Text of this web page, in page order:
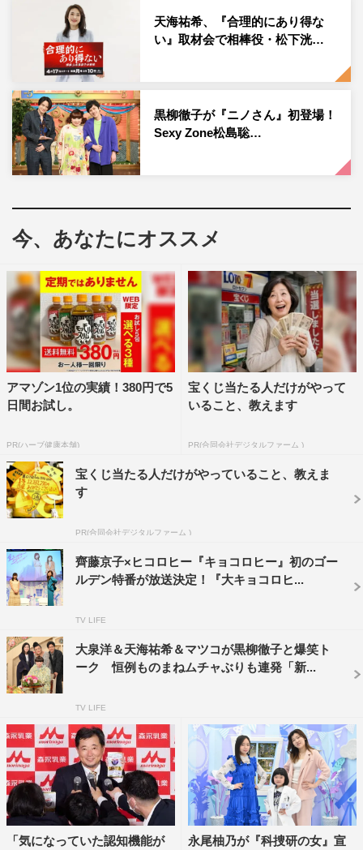
者全員の親に電話する」「差し入れが豪快すぎる」「警察
官とすれ違ったらいちいち敬礼しちゃう」などを確かめて
いくことに。「普段から文句ばかり言ってしまう」と反省
するヒコロヒーとはまさに“真逆”の、痛快エピソードが
次々と明らかになる。
また、齊藤とヒコロヒーがそれぞれドラマ現場での疑問や
悩みを相談。天海先輩が温かくもズバッと明快に答え、解
決に導いていく。
ーが常々「めっちゃ好き！」と話している黒柳徹子も登
イーツを用意するも、そのもてなしに徹子先輩から「…
私、長く芸能界にいますけど、こんなの初めてです」と言
われてしまうハプニングが。徹子先輩の“初体験”に注目
だ。
そんな徹子先輩を迎えたブロックでは、齊藤やヒコロヒー
と同じ年代の頃にどんな活躍をしていたのか、貴重な蔵出
る。
さらに「皇太子時代の現イギリス国王チャールズ3世と電
話で話してたってホント？」「動物と会話できるってホン
ト？」という伝説を直撃すると、仰天エピソードが続出。
徹子先輩が故・エリザベス女王に謁見したときの驚きのや
りとりや、ネコや馬と交わした会話とは。
また、「ものまねが得意ってホントですか？」と聞くと黒
柳が“板東英二に怒るラクダ”“ロシアの人形劇団”“名古屋の
自動車教習所の教官”など、マニアックすぎる衝撃ものま
ねを披露。そのものまねが生まれた面白い背景と最高レベ
ルの完成度に、天海はもちろん、MC2人も大爆笑。クセ強
めな“あっち向いてホイ”など、ほかの番組では見ることが
できない徹子先輩の意外な姿が満載だ。
収録は大盛り上がりで、予定時間を大幅にオーバーしてし
まうほど4人でしゃべりまくり。トークを終えた黒柳は
天海祐希、『合理的にあり得な
い』取材会で相棒役・松下洸…
黒柳徹子が『ニノさん』初登場！
Sexy Zone松島聡…
今、あなたにオススメ
アマゾン1位の実績！380円で5
日間お試し。
PR(ハーブ健康本舗)
宝くじ当たる人だけがやって
いること、教えます
PR(合同会社デジタルファーム )
宝くじ当たる人だけがやっていること、教えま
す
PR(合同会社デジタルファーム )
齊藤京子×ヒコロヒー『キョコロヒー』初のゴー
ルデン特番が放送決定！『大キョコロヒ...
TV LIFE
大泉洋＆天海祐希＆マツコが黒柳徹子と爆笑ト
ーク 恒例ものまねムチャぶりも連発「新...
TV LIFE
「気になっていた認知機能が
永尾柚乃が『科捜研の女』宣